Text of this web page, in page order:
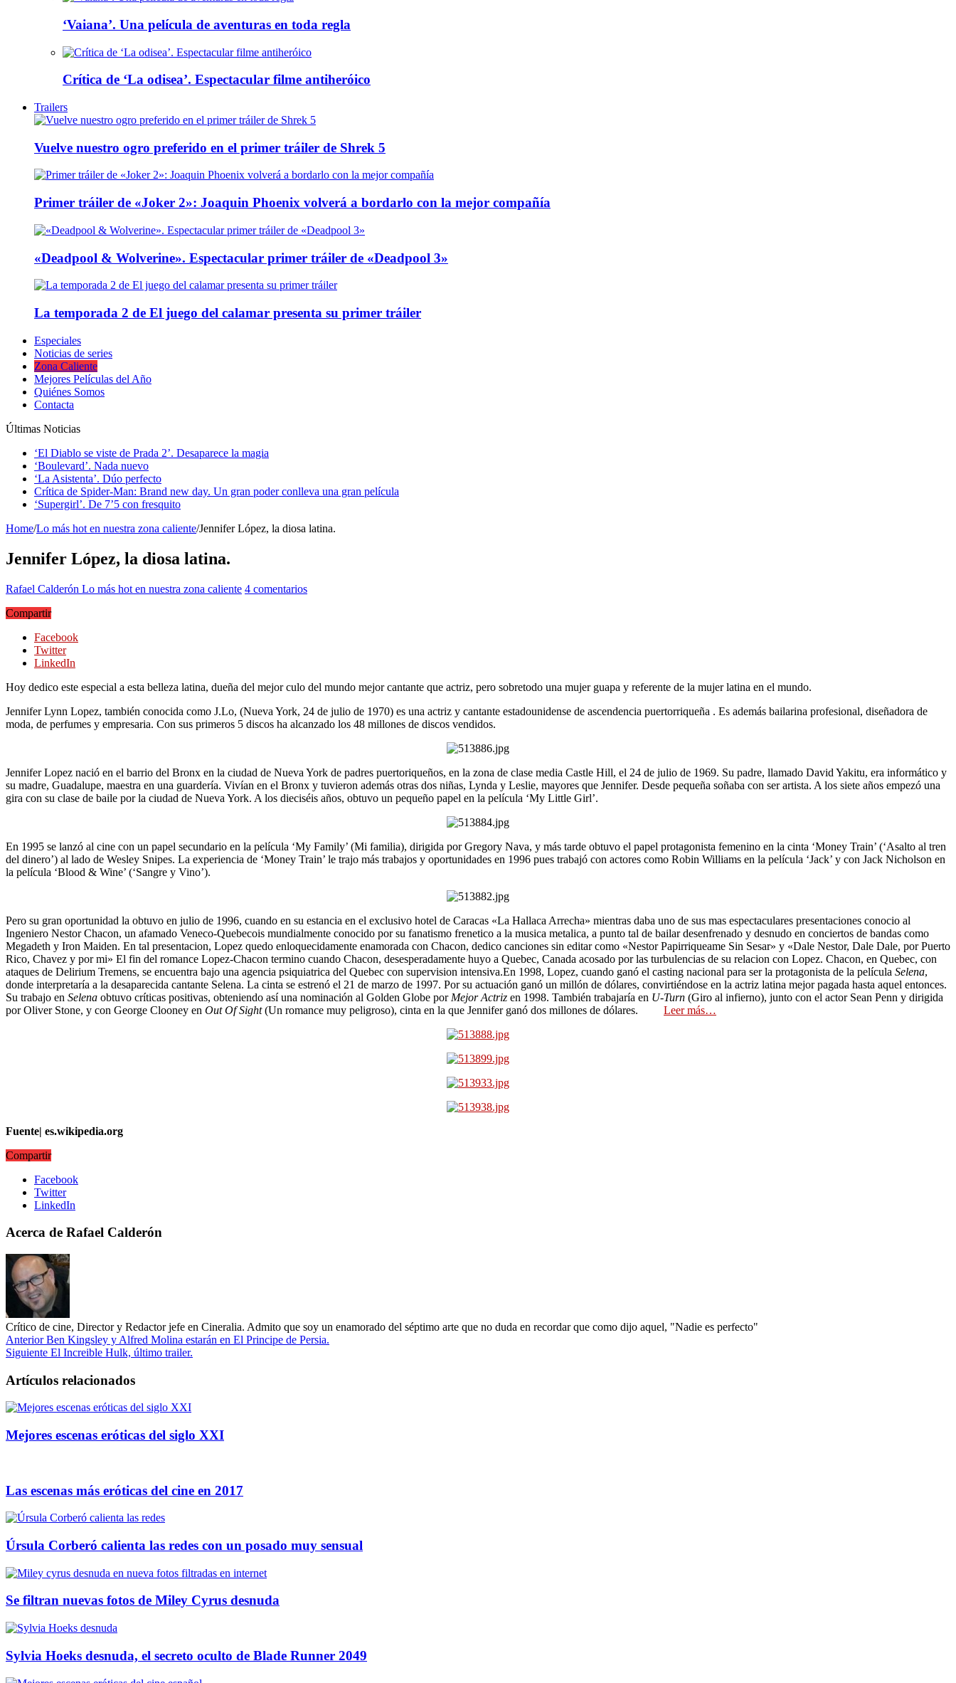
‘Vaiana’. Una película de aventuras en toda regla
Crítica de ‘La odisea’. Espectacular filme antiheróico
Trailers
Vuelve nuestro ogro preferido en el primer tráiler de Shrek 5
Primer tráiler de «Joker 2»: Joaquin Phoenix volverá a bordarlo con la mejor compañía
«Deadpool & Wolverine». Espectacular primer tráiler de «Deadpool 3»
La temporada 2 de El juego del calamar presenta su primer tráiler
Especiales
Noticias de series
Zona Caliente
Mejores Películas del Año
Quiénes Somos
Contacta
Últimas Noticias
‘El Diablo se viste de Prada 2’. Desaparece la magia
‘Boulevard’. Nada nuevo
‘La Asistenta’. Dúo perfecto
Crítica de Spider-Man: Brand new day. Un gran poder conlleva una gran película
‘Supergirl’. De 7’5 con fresquito
Home/Lo más hot en nuestra zona caliente/Jennifer López, la diosa latina.
Jennifer López, la diosa latina.
Rafael Calderón Lo más hot en nuestra zona caliente 4 comentarios
Compartir
Facebook
Twitter
LinkedIn
Hoy dedico este especial a esta belleza latina, dueña del mejor culo del mundo mejor cantante que actriz, pero sobretodo una mujer guapa y referente de la mujer latina en el mundo.
Jennifer Lynn Lopez, también conocida como J.Lo, (Nueva York, 24 de julio de 1970) es una actriz y cantante estadounidense de ascendencia puertorriqueña . Es además bailarina profesional, diseñadora de
moda, de perfumes y empresaria. Con sus primeros 5 discos ha alcanzado los 48 millones de discos vendidos.
Jennifer Lopez nació en el barrio del Bronx en la ciudad de Nueva York de padres puertoriqueños, en la zona de clase media Castle Hill, el 24 de julio de 1969. Su padre, llamado David Yakitu, era informático y
su madre, Guadalupe, maestra en una guardería. Vivían en el Bronx y tuvieron además otras dos niñas, Lynda y Leslie, mayores que Jennifer. Desde pequeña soñaba con ser artista. A los siete años empezó una
gira con su clase de baile por la ciudad de Nueva York. A los dieciséis años, obtuvo un pequeño papel en la película ‘My Little Girl’.
En 1995 se lanzó al cine con un papel secundario en la película ‘My Family’ (Mi familia), dirigida por Gregory Nava, y más tarde obtuvo el papel protagonista femenino en la cinta ‘Money Train’ (‘Asalto al tren
del dinero’) al lado de Wesley Snipes. La experiencia de ‘Money Train’ le trajo más trabajos y oportunidades en 1996 pues trabajó con actores como Robin Williams en la película ‘Jack’ y con Jack Nicholson en
la película ‘Blood & Wine’ (‘Sangre y Vino’).
Pero su gran oportunidad la obtuvo en julio de 1996, cuando en su estancia en el exclusivo hotel de Caracas «La Hallaca Arrecha» mientras daba uno de sus mas espectaculares presentaciones conocio al
Ingeniero Nestor Chacon, un afamado Veneco-Quebecois mundialmente conocido por su fanatismo frenetico a la musica metalica, a punto tal de bailar desenfrenado y desnudo en conciertos de bandas como
Megadeth y Iron Maiden. En tal presentacion, Lopez quedo enloquecidamente enamorada con Chacon, dedico canciones sin editar como «Nestor Papirriqueame Sin Sesar» y «Dale Nestor, Dale Dale, por Puerto
Rico, Chavez y por mi» El fin del romance Lopez-Chacon termino cuando Chacon, desesperadamente huyo a Quebec, Canada acosado por las turbulencias de su relacion con Lopez. Chacon, en Quebec, con
ataques de Delirium Tremens, se encuentra bajo una agencia psiquiatrica del Quebec con supervision intensiva.En 1998, Lopez, cuando ganó el casting nacional para ser la protagonista de la película Selena,
donde interpretaría a la desaparecida cantante Selena. La cinta se estrenó el 21 de marzo de 1997. Por su actuación ganó un millón de dólares, convirtiéndose en la actriz latina mejor pagada hasta aquel entonces.
Su trabajo en Selena obtuvo críticas positivas, obteniendo así una nominación al Golden Globe por Mejor Actriz en 1998. También trabajaría en U-Turn (Giro al infierno), junto con el actor Sean Penn y dirigida
por Oliver Stone, y con George Clooney en Out Of Sight(Un romance muy peligroso), cinta en la que Jennifer ganó dos millones de dólares. Leer más…
Fuente| es.wikipedia.org
Compartir
Facebook
Twitter
LinkedIn
Acerca de Rafael Calderón
Crítico de cine, Director y Redactor jefe en Cineralia. Admito que soy un enamorado del séptimo arte que no duda en recordar que como dijo aquel, "Nadie es perfecto"
AnteriorBen Kingsley y Alfred Molina estarán en El Principe de Persia.
Siguiente El Increible Hulk, último trailer.
Artículos relacionados
Mejores escenas eróticas del siglo XXI
Las escenas más eróticas del cine en 2017
Úrsula Corberó calienta las redes con un posado muy sensual
Se filtran nuevas fotos de Miley Cyrus desnuda
Sylvia Hoeks desnuda, el secreto oculto de Blade Runner 2049